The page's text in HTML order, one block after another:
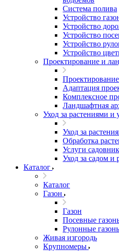
Система полива
Устройство
Устройство
Устройство
Устройство
Устройство
Проектирование и
Адаптация
Комплексное
Ландшафтная
Уход за растениями и
Уход за
Обработка
Услуги
Уход за садом и
Каталог
Каталог
Газон
Газон
Посевные
Рулонные
Живая изгородь
Крупномеры